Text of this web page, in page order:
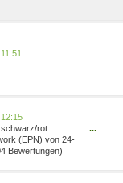
schwarz/rot
...
(EPN) von 24-
Bewertungen)